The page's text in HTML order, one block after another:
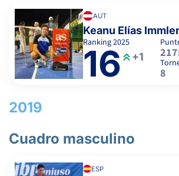
AUT
Keanu Elías Immler
Ranking2025
16 +1
8
2019
Cuadro masculino
ESP